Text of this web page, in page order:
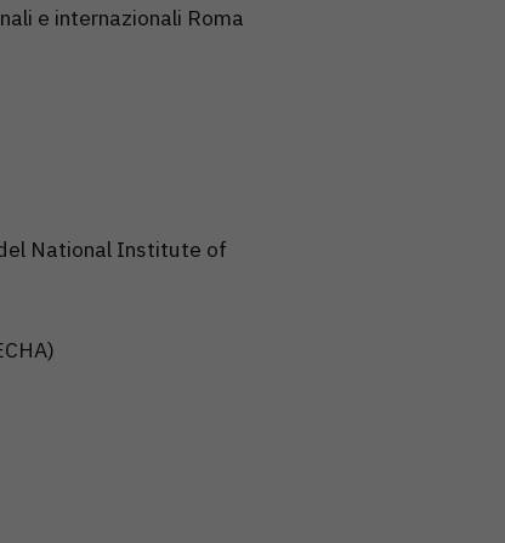
e internazionali Roma
National Institute of